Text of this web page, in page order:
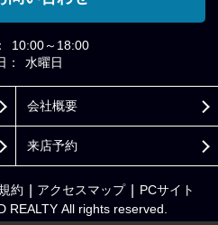
10:00～18:00
：
水曜日
会社概要
来店予約
約 アクセスマップ PCサイト
REALTY All rights reserved.